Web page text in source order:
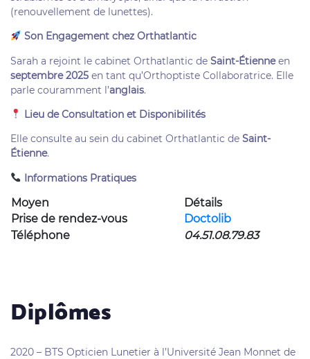
(renouvellement de lunettes).
Son Engagement chez Orthatlantic
Sarah a rejoint le cabinet Orthatlantic de Saint-Étienneen
septembre 2025 en tant qu’Orthoptiste Collaboratrice. Elle
parle couramment l’anglais.
Lieu de Consultation et Disponibilités
Elle consulte au sein du cabinet Orthatlantic de Saint-
Étienne.
Informations Pratiques
Moyen
Détails
Prise de rendez-vous
Doctolib
Téléphone
04.51.08.79.83
Diplômes
2020 – BTS Opticien Lunetier à l’Université Jean Monnet de